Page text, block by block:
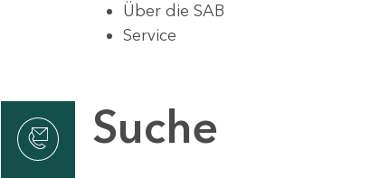
Über die SAB
Service
Suche